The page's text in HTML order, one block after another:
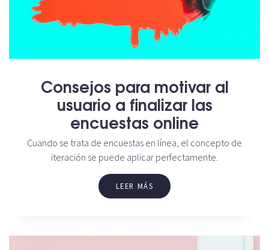
Consejos para motivar al
usuario a finalizar las
encuestas online
Cuando se trata de encuestas en línea, el concepto de
iteración se puede aplicar perfectamente.
LEER MÁS